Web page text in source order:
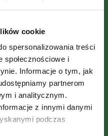
cookie
spersonalizowania treści
społecznościowe i
Informacje o tym, jak
partnerom
i analitycznym.
z innymi danymi
podczas
szukasz, odleciała do
Sprawdź adres